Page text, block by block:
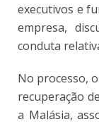
executivos e
empresa,
conduta
No processo,
recuperação
a Malásia,